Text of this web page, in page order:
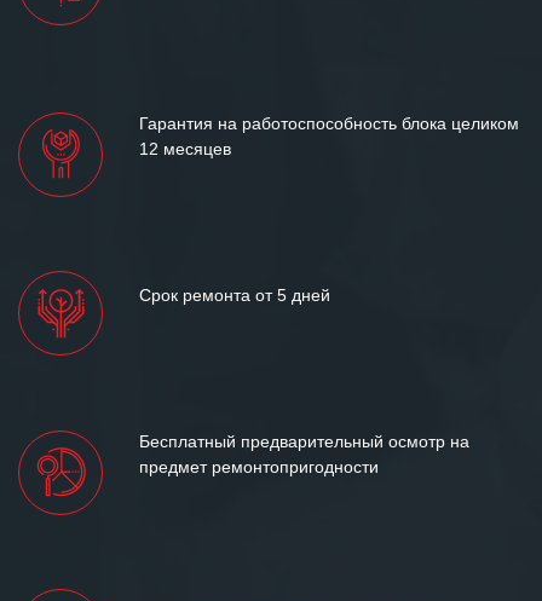
Гарантия на работоспособность блока целиком
12 месяцев
Срок ремонта от 5 дней
Бесплатный предварительный осмотр на
предмет ремонтопригодности